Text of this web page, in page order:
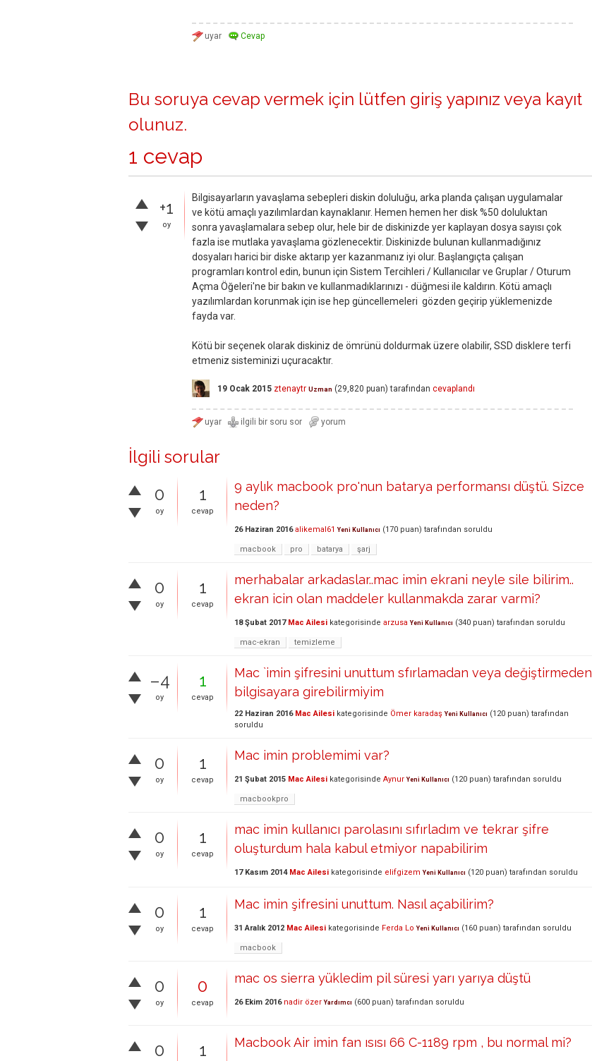
Bu soruya cevap vermek için lütfen giriş yapınız veya kayıt
olunuz.
1 cevap
+1
oy
Bilgisayarların yavaşlama sebepleri diskin doluluğu, arka planda çalışan uygulamalar
ve kötü amaçlı yazılımlardan kaynaklanır. Hemen hemen her disk %50 doluluktan
sonra yavaşlamalara sebep olur, hele bir de diskinizde yer kaplayan dosya sayısı çok
fazla ise mutlaka yavaşlama gözlenecektir. Diskinizde bulunan kullanmadığınız
dosyaları harici bir diske aktarıp yer kazanmanız iyi olur. Başlangıçta çalışan
programları kontrol edin, bunun için Sistem Tercihleri / Kullanıcılar ve Gruplar / Oturum
Açma Öğeleri'ne bir bakın ve kullanmadıklarınızı - düğmesi ile kaldırın. Kötü amaçlı
yazılımlardan korunmak için ise hep güncellemeleri gözden geçirip yüklemenizde
fayda var.
Kötü bir seçenek olarak diskiniz de ömrünü doldurmak üzere olabilir, SSD disklere terfi
etmeniz sisteminizi uçuracaktır.
19 Ocak 2015 ztenaytr Uzman (29,820 puan) tarafından cevaplandı
İlgili sorular
0
oy
1
cevap
9 aylık macbook pro'nun batarya performansı düştü. Sizce
neden?
26 Haziran 2016 alikemal61 Yeni Kullanıcı (170 puan) tarafından soruldu
macbook pro batarya şarj
0
oy
1
cevap
merhabalar arkadaslar..mac imin ekrani neyle sile bilirim..
ekran icin olan maddeler kullanmakda zarar varmi?
18 Şubat 2017 Mac Ailesi kategorisinde arzusa Yeni Kullanıcı (340 puan) tarafından soruldu
mac-ekran temizleme
–4
oy
1
cevap
Mac `imin şifresini unuttum sfırlamadan veya değiştirmeden
bilgisayara girebilirmiyim
22 Haziran 2016 Mac Ailesi kategorisinde Ömer karadaş Yeni Kullanıcı (120 puan) tarafından
soruldu
0
oy
1
cevap
Mac imin problemimi var?
21 Şubat 2015 Mac Ailesi kategorisinde Aynur Yeni Kullanıcı (120 puan) tarafından soruldu
macbookpro
0
oy
1
cevap
mac imin kullanıcı parolasını sıfırladım ve tekrar şifre
oluşturdum hala kabul etmiyor napabilirim
17 Kasım 2014 Mac Ailesi kategorisinde elifgizem Yeni Kullanıcı (120 puan) tarafından soruldu
0
oy
1
cevap
Mac imin şifresini unuttum. Nasıl açabilirim?
31 Aralık 2012 Mac Ailesi kategorisinde Ferda Lo Yeni Kullanıcı (160 puan) tarafından soruldu
macbook
0
oy
0
cevap
mac os sierra yükledim pil süresi yarı yarıya düştü
26 Ekim 2016 nadir özer Yardımcı (600 puan) tarafından soruldu
0 1 Macbook Air imin fan ısısı 66 C-1189 rpm , bu normal mi?